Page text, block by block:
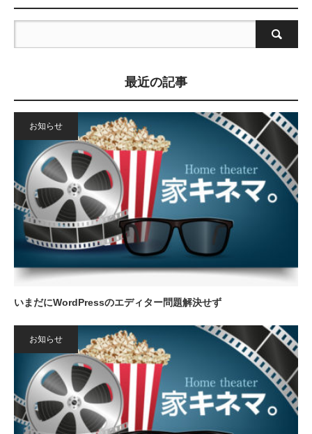
最近の記事
お知らせ
いまだにWordPressのエディター問題解決せず
お知らせ